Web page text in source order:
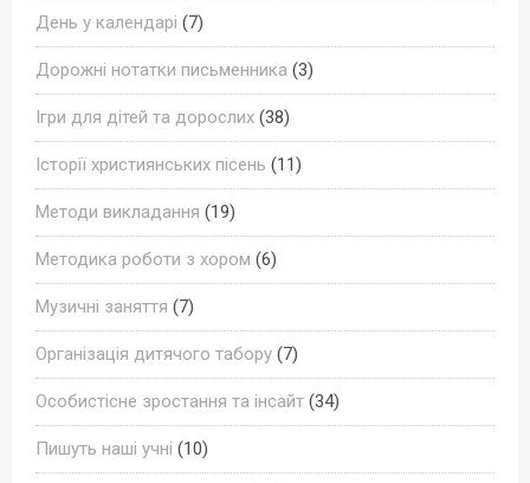
День у календарі (7)
Дорожні нотатки письменника (3)
Ігри для дітей та дорослих (38)
Історії християнських пісень (11)
Методи викладання (19)
Методика роботи з хором (6)
Музичні заняття (7)
Організація дитячого табору (7)
Особистісне зростання та інсайт (34)
Пишуть наші учні (10)